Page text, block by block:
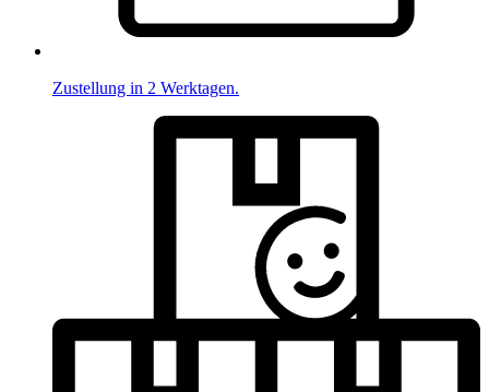
Zustellung in 2 Werktagen.